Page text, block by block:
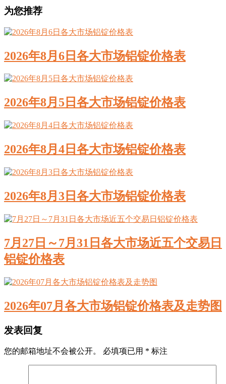
为您推荐
2026年8月6日各大市场铝锭价格表
2026年8月5日各大市场铝锭价格表
2026年8月4日各大市场铝锭价格表
2026年8月3日各大市场铝锭价格表
7月27日～7月31日各大市场近五个交易日
铝锭价格表
2026年07月各大市场铝锭价格表及走势图
发表回复
您的邮箱地址不会被公开。 必填项已用 * 标注